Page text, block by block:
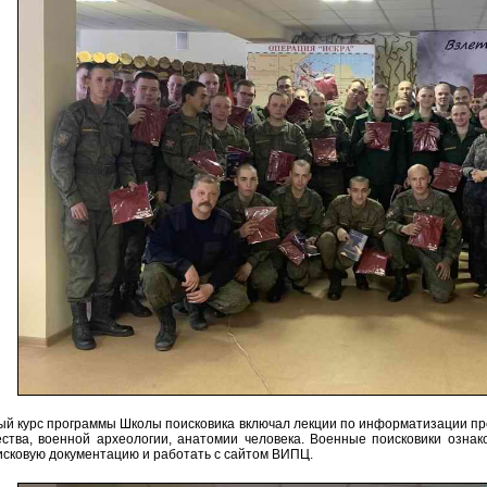
курс программы Школы поисковика включал лекции по информатизации
военной археологии, анатомии человека. Военные поисковики
документацию и работать с сайтом ВИПЦ.